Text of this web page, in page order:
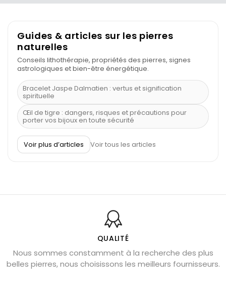
Guides & articles sur les pierres
naturelles
Conseils lithothérapie, propriétés des pierres, signes
astrologiques et bien-être énergétique.
Bracelet Jaspe Dalmatien : vertus et signification
spirituelle
Œil de tigre : dangers, risques et précautions pour
porter vos bijoux en toute sécurité
À quel poignet porter un bracelet de pierre
Découvrez le scorpion et ses pierres
Bienfaits de la sélénite – pierre des anges
L’améthyste est-elle faite pour moi ?
Chrysocolle : pierre apaisante
Obsidienne dorée : vertus et signification
Voir plus d’articles Voir tous les articles
QUALITÉ
Nous sommes constamment à la recherche des plus
belles pierres, nous choisissons les meilleurs fournisseurs.